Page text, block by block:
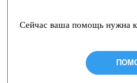
Сейчас ваша помощь нужна